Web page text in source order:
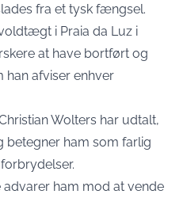
fra et tysk fængsel.
i Praia da Luz i
at have bortført og
afviser enhver
Wolters har udtalt,
betegner ham som farlig
ham mod at vende